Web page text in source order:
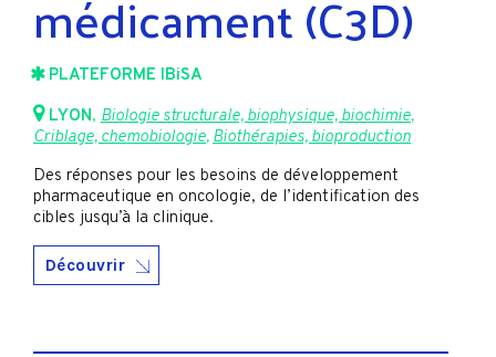
médicament (C3D)
PLATEFORME IBiSA
LYON, Biologie structurale, biophysique, biochimie,
Criblage, chemobiologie,Biothérapies, bioproduction
Des réponses pour les besoins de développement
pharmaceutique en oncologie, de l’identification des
cibles jusqu’à la clinique.
Découvrir